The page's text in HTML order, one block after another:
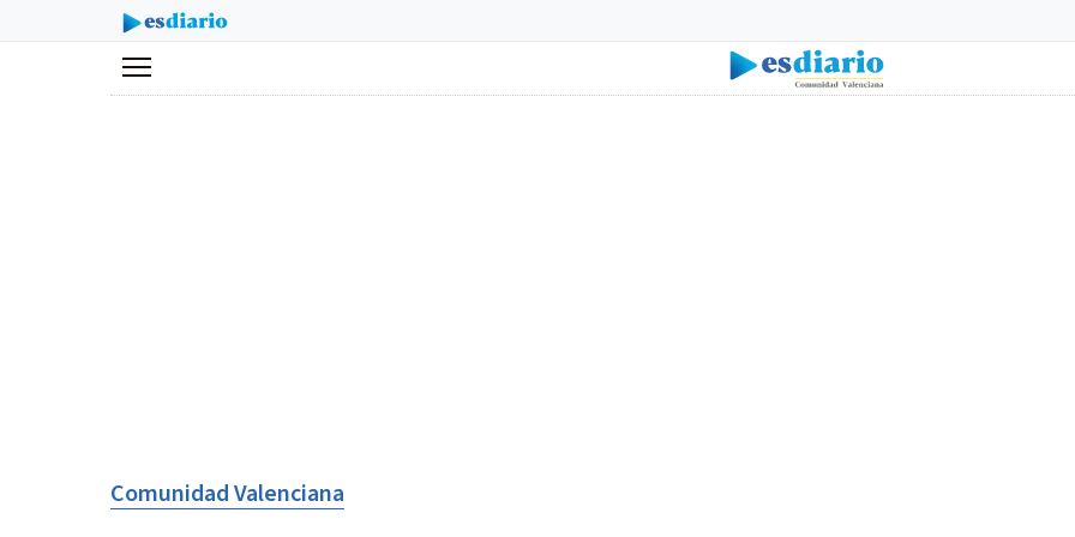
Menú
Comunidad Valenciana